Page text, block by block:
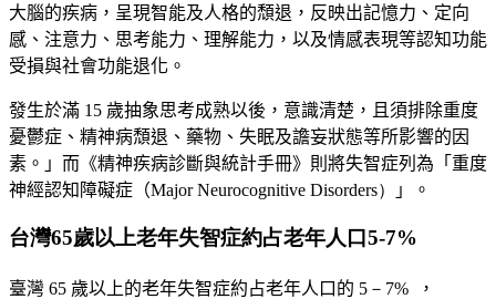
大腦的疾病，呈現智能及人格的頹退，反映出記憶力、定向
感、注意力、思考能力、理解能力，以及情感表現等認知功能
受損與社會功能退化。
發生於滿 15 歲抽象思考成熟以後，意識清楚，且須排除重度
憂鬱症、精神病頹退、藥物、失眠及譫妄狀態等所影響的因
素。」而《精神疾病診斷與統計手冊》則將失智症列為「 重度
神經認知障礙症（Major Neurocognitive Disorders） 」。
台灣65歲以上老年失智症約占老年人口5-7%
臺灣 65 歲以上的老年失智症約占老年人口的 5－ 7%
，